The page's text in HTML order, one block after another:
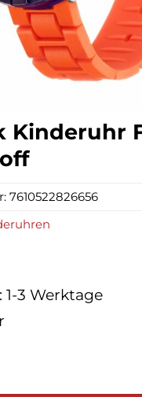
Kinderuhr
1-3 Werktage
7610522826656